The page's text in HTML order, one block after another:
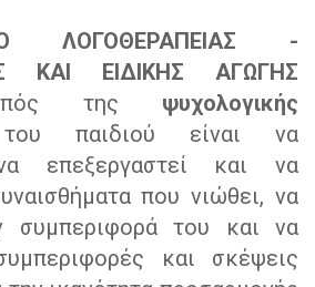
ΛΟΓΟΘΕΡΑΠΕΙΑΣ -
ΚΑΙ ΕΙΔΙΚΗΣ ΑΓΩΓΗΣ
της ψυχολογικής
παιδιού είναι να
επεξεργαστεί και να
που νιώθει, να
συμπεριφορά του και να
και σκέψεις